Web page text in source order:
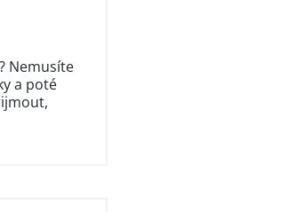
Nemusíte
a poté